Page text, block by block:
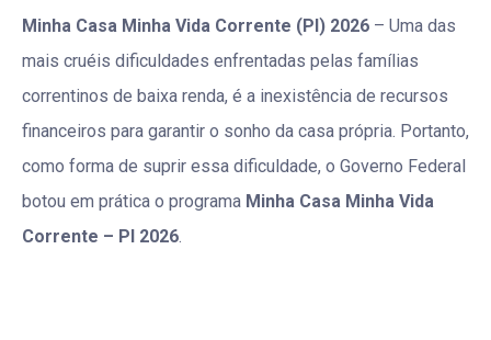
Minha Casa Minha Vida Corrente (PI) 2026 – Uma das
mais cruéis dificuldades enfrentadas pelas famílias
correntinos de baixa renda, é a inexistência de recursos
financeiros para garantir o sonho da casa própria. Portanto,
como forma de suprir essa dificuldade, o Governo Federal
botou em prática o programa Minha Casa Minha Vida
Corrente – PI 2026.